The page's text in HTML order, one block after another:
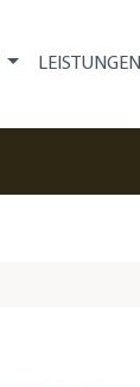
LEISTUNGEN